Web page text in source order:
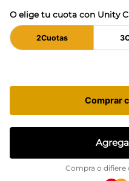
O elige tu cuota con Unity
2Cuotas 3
Comprar
Compra o